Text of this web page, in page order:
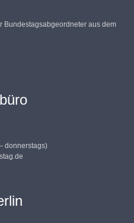
Bundestagsabgeordneter aus dem
donnerstags)